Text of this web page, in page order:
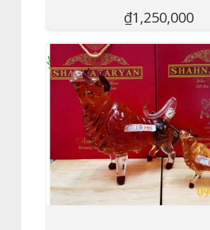
₫1,250,000
Thêm Vào Giỏ Hàng